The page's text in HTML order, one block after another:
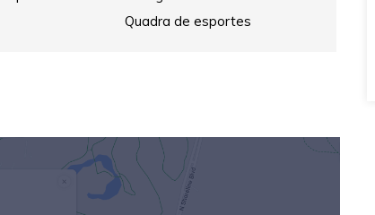
Quadra de esportes